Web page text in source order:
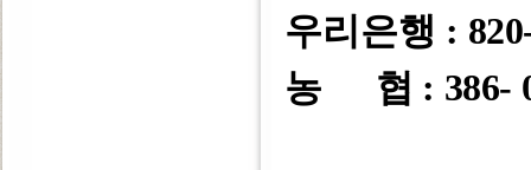
우리은행 :
농 협 : 386-